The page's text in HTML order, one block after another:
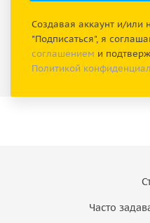
Создавая аккаунт и/или
"Подписаться", я
соглашением и
Политикой
Часто